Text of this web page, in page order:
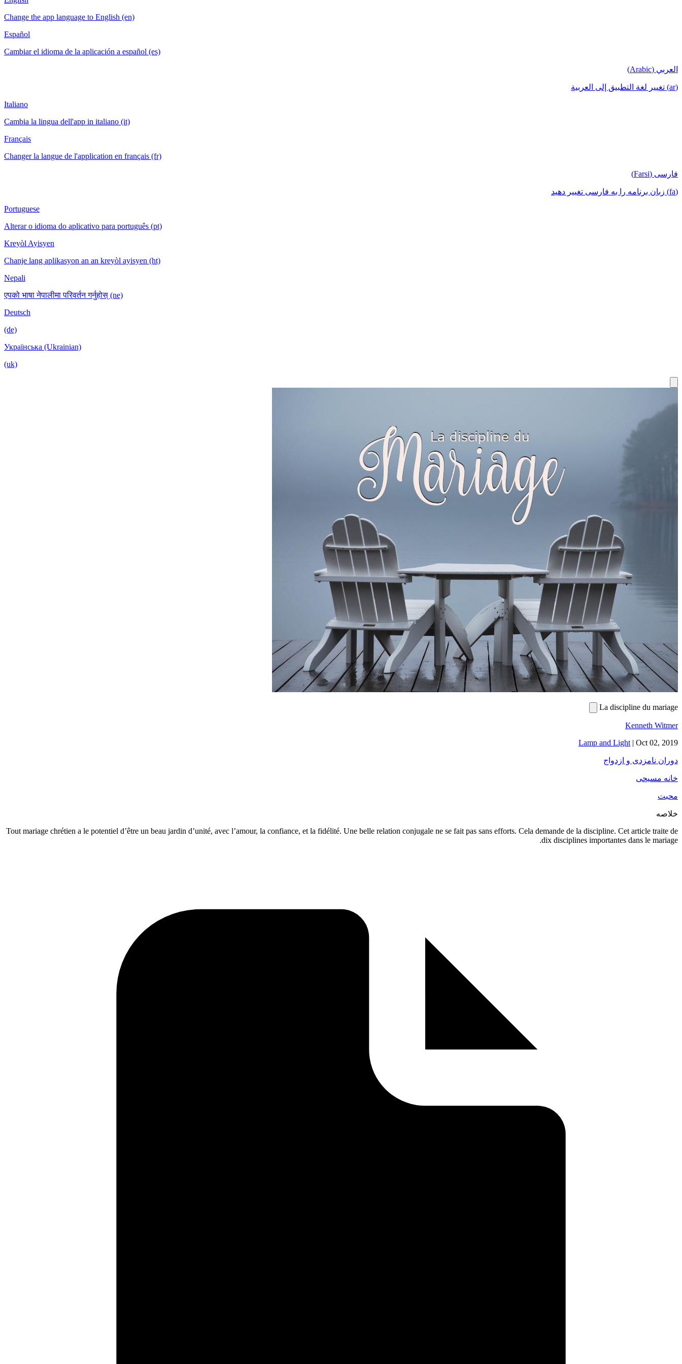
Change the app language to English (en)
Español
Cambiar el idioma de la aplicación a español (es)
العربي (Arabic)
(ar) تغيير لغة التطبيق إلى العربية
Italiano
Cambia la lingua dell'app in italiano (it)
Français
Changer la langue de l'application en français (fr)
فارسی (Farsi)
(fa) زبان برنامه را به فارسی تغییر دهید
Portuguese
Alterar o idioma do aplicativo para português (pt)
Kreyòl Ayisyen
Chanje lang aplikasyon an an kreyòl ayisyen (ht)
Nepali
एपको भाषा नेपालीमा परिवर्तन गर्नुहोस् (ne)
Deutsch
(de)
Українська (Ukrainian)
(uk)
La discipline du mariage
Kenneth Witmer
Lamp and Light | Oct 02, 2019
دوران نامزدی و ازدواج
خانه مسیحی
محبت
خلاصه
Tout mariage chrétien a le potentiel d’être un beau jardin d’unité, avec l’amour, la confiance, et la fidélité. Une belle relation conjugale ne se fait pas sans efforts. Cela demande de la discipline. Cet article traite de
dix disciplines importantes dans le mariage.